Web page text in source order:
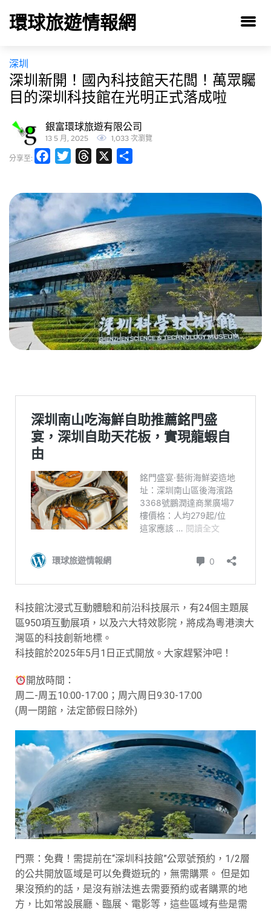
環球旅遊情報網
深圳
深圳新開！國內科技館天花闆！萬眾矚
目的深圳科技館在光明正式落成啦
銀富環球旅遊有限公司
13 5 月, 2025 1,033 次瀏覽
分享至: FacebookTwitterThreads
科技館沈浸式互動體驗和前沿科技展示，有24個主題展
區950項互動展項，以及六大特效影院，將成為粵港澳大
灣區的科技創新地標。
科技館於2025年5月1日正式開放。大家趕緊沖吧！
開放時間：
周二-周五10:00-17:00；周六周日9:30-17:00
(周一閉館，法定節假日除外)
門票：免費！需提前在“深圳科技館”公眾號預約，1/2層
的公共開放區域是可以免費遊玩的，無需購票。 但是如
果沒預約的話，是沒有辦法進去需要預約或者購票的地
方，比如常設展廳、臨展、電影等，這些區域有些是需